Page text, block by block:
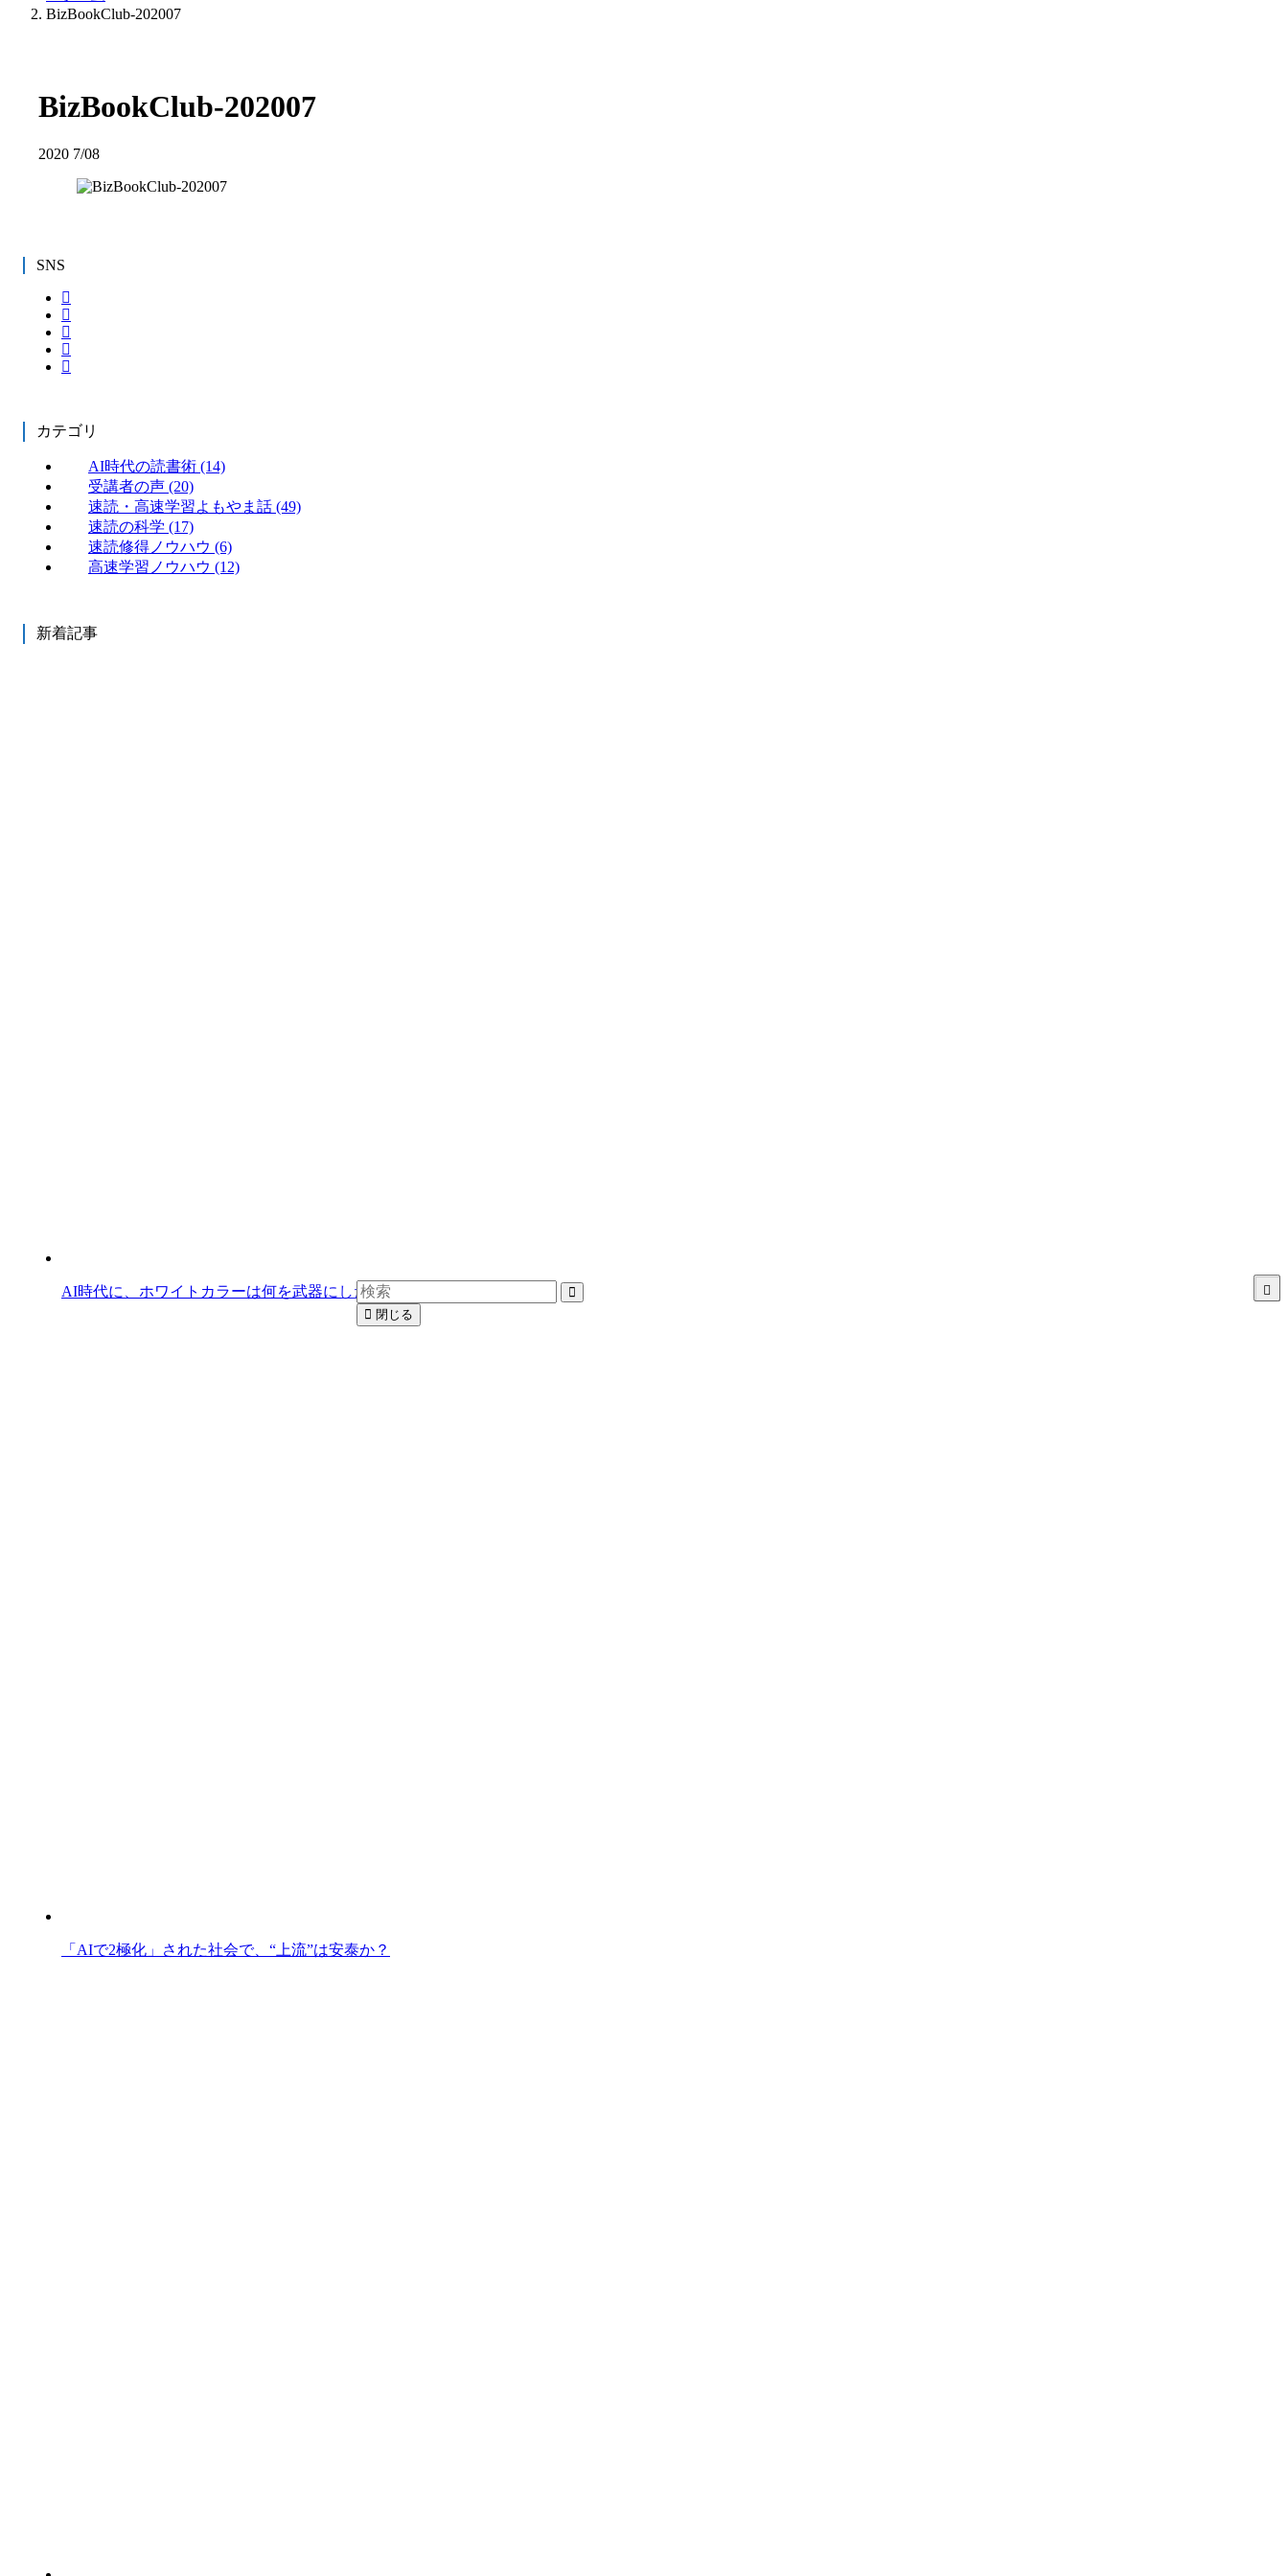
BizBookClub-202007
BizBookClub-202007
2020 7/08
SNS
カテゴリ
AI時代の読書術 (14)
受講者の声 (20)
速読・高速学習よもやま話 (49)
速読の科学 (17)
速読修得ノウハウ (6)
高速学習ノウハウ (12)
新着記事
AI時代に、ホワイトカラーは何を武器にしたらいいのだろう？
「AIで2極化」された社会で、“上流”は安泰か？
閉じる